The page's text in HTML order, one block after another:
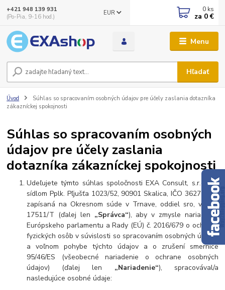
Menu
EUR
Hľadať
+421 948 139 931
(Po-Pia, 9-16 hod.)
0 ks
za 0 €
Úvod
Súhlas so spracovaním osobných údajov pre účely zaslania dotazníka
zákazníckej spokojnosti
Súhlas so spracovaním osobných
údajov pre účely zaslania
dotazníka zákazníckej spokojnosti
Udeľujete týmto súhlas spoločnosti EXA Consult, s.r.o., so
sídlom Pplk. Pľjušťa 1023/52, 90901 Skalica, IČO 36275085,
zapísaná na Okresnom súde v Trnave, oddiel sro, vložka
17511/T (ďalej len „Správca“), aby v zmysle nariadenia
Európskeho parlamentu a Rady (EÚ) č. 2016/679 o ochrane
fyzických osôb v súvislosti so spracovaním osobných údajov
a voľnom pohybe týchto údajov a o zrušení smernice
95/46/ES (všeobecné nariadenie o ochrane osobných
údajov) (ďalej len „Nariadenie“), spracovával/a
nasledujúce osobné údaje: